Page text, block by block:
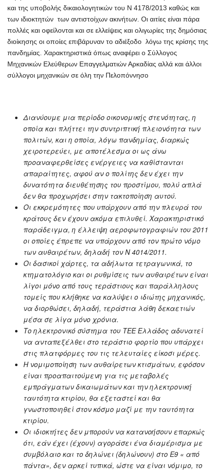
και της υποβολής δικαιολογητικών του Ν 4178/2013 καθώς και
των ιδιοκτητών των αντιστοίχων ακινήτων. Οι αιτίες είναι πάρα
πολλές και οφείλονται και σε ελλείψεις και ολιγωρίες της δημόσιας
διοίκησης οι οποίες επιβάρυναν το αδιέξοδο λόγω της κρίσης της
πανδημίας. Χαρακτηριστικά όπως αναφέρει ο Σύλλογος
Μηχανικών Ελεύθερων Επαγγελματιών Αρκαδίας αλλά και άλλοι
σύλλογοι μηχανικών σε όλη την Πελοπόννησο
Διανύουμε μια περίοδο οικονομικής στενότητας, η
οποία και πλήττει την συντριπτική πλειονότητα των
πολιτών, και η οποία, λόγω πανδημίας, διαρκώς
χειροτερεύει, με αποτέλεσμα οι ως άνω
προαναφερθείσες ενέργειες να καθίστανται
απαραίτητες, αφού αν ο πολίτης δεν έχει την
δυνατότητα διευθέτησης του προστίμου, πολύ απλά
δεν θα προχωρήσει στην τακτοποίηση αυτού.
Οι εκκρεμότητες που υπάρχουν από την πλευρά του
κράτους δεν έχουν ακόμα επιλυθεί. Χαρακτηριστικό
παράδειγμα, η έλλειψη αεροφωτογραφιών του 2011
οι οποίες έπρεπε να υπάρχουν από τον πρώτο νόμο
των αυθαιρέτων, δηλαδή τον Ν 4014/2011.
Οι δασικοί χάρτες, τα αδήλωτα τετραγωνικά, το
κτηματολόγιο και οι ρυθμίσεις των αυθαιρέτων είναι
λίγοι μόνο από τους τεράστιους και παράλληλους
τομείς που κλήθηκε να καλύψει ο ιδιώτης μηχανικός,
να διορθώσει, δηλαδή, τεράστια λάθη δεκαετιών
μέσα σε λίγα μόνο χρόνια.
Το ηλεκτρονικό σύστημα του ΤΕΕ Ελλάδος αδυνατεί
να ανταπεξέλθει στο τεράστιο φορτίο που υπάρχει
στις πλατφόρμες του τις τελευταίες είκοσι μέρες.
Η νομιμοποίηση των αυθαίρετων κτισμάτων, εφόσον
είναι προαπαιτούμενη για τις μεταβολές
εμπράγματων δικαιωμάτων και την ηλεκτρονική
ταυτότητα κτιρίου, θα εξεταστεί και θα
γνωστοποιηθεί στον κόσμο μαζί με την ταυτότητα
κτιρίου.
Οι ιδιοκτήτες δεν μπορούν να κατανοήσουν επαρκώς
ότι, εάν έχει (έχουν) αγοράσει ένα διαμέρισμα με
συμβόλαιο και το δηλώνει (δηλώνουν) στο Ε9 « από
πάντα», δεν αρκεί τυπικά, ώστε να είναι νόμιμο, το